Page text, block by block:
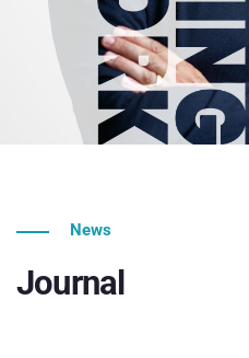
News
Journal